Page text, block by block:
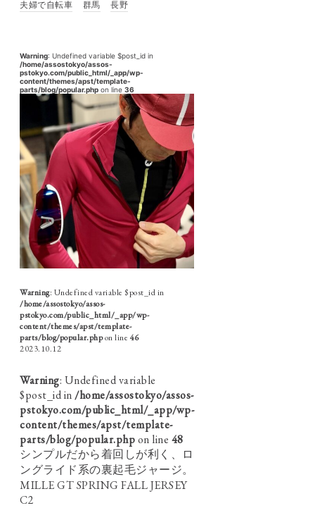
夫婦で自転車 群馬 長野
Warning: Undefined variable $post_id in
/home/assostokyo/assos-
pstokyo.com/public_html/_app/wp-
content/themes/apst/template-
parts/blog/popular.php on line 36
Warning: Undefined variable $post_id in
/home/assostokyo/assos-
pstokyo.com/public_html/_app/wp-
content/themes/apst/template-
parts/blog/popular.phpon line 46
2023.10.12
Warning: Undefined variable
$post_id in/home/assostokyo/assos-
pstokyo.com/public_html/_app/wp-
content/themes/apst/template-
parts/blog/popular.phpon line 48
シンプルだから着回しが利く、ロ
ングライド系の裏起毛ジャージ。
MILLE GT SPRING FALL JERSEY
C2